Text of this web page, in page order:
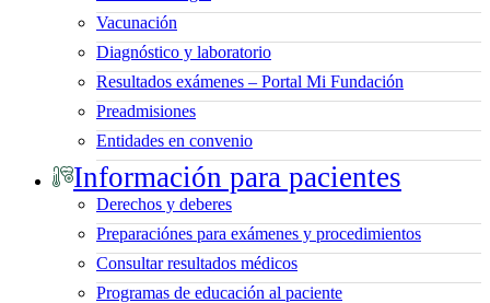
Vacunación
Diagnóstico y laboratorio
Resultados exámenes – Portal Mi Fundación
Preadmisiones
Entidades en convenio
Información para pacientes
Derechos y deberes
Preparaciónes para exámenes y procedimientos
Consultar resultados médicos
Programas de educación al paciente